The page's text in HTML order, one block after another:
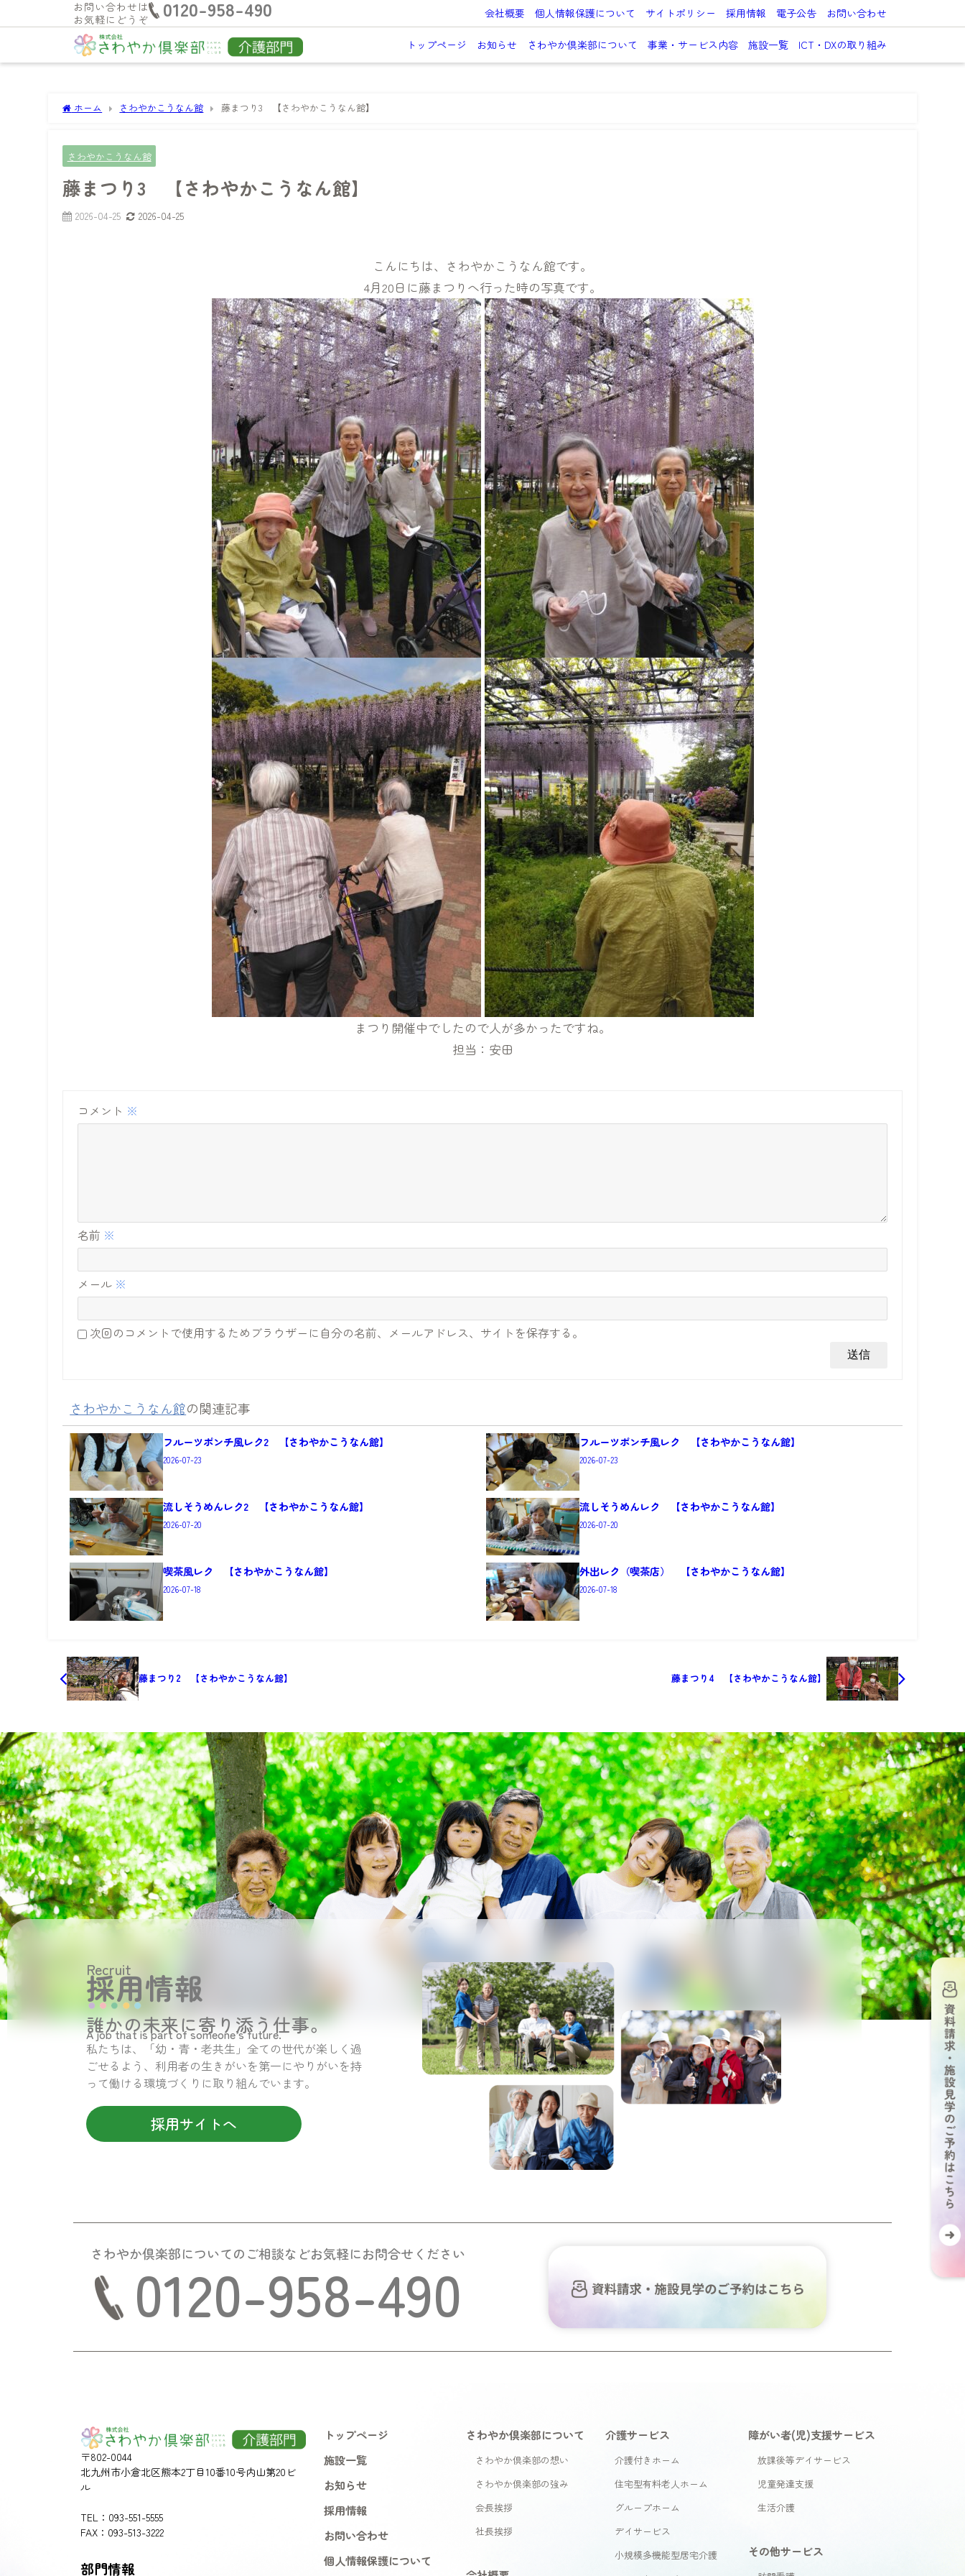
お問い合わせは
お気軽にどうぞ
0120-958-490 会社概要 個人情報保護について サイトポリシー 採用情報 電子公告 お問い合わせ
トップページ お知らせ さわやか倶楽部について 事業・サービス内容 施設一覧 ICT・DXの取り組み
ホーム さわやかこうなん館 藤まつり3 【さわやかこうなん館】
さわやかこうなん館
藤まつり3 【さわやかこうなん館】
2026-04-25 2026-04-25
こんにちは、さわやかこうなん館です。
4月20日に藤まつりへ行った時の写真です。
まつり開催中でしたので人が多かったですね。
担当：安田
コメント ※
名前 ※
メール ※
次回のコメントで使用するためブラウザーに自分の名前、メールアドレス、サイトを保存する。
さわやかこうなん館の関連記事
フルーツポンチ風レク2 【さわやかこうなん館】
2026-07-23
フルーツポンチ風レク 【さわやかこうなん館】
2026-07-23
流しそうめんレク2 【さわやかこうなん館】
2026-07-20
流しそうめんレク 【さわやかこうなん館】
2026-07-20
喫茶風レク 【さわやかこうなん館】
2026-07-18
外出レク（喫茶店） 【さわやかこうなん館】
2026-07-18
藤まつり2 【さわやかこうなん館】 藤まつり4 【さわやかこうなん館】
Recruit
採用情報
誰かの未来に寄り添う仕事。
A job that is part of someone’s future.
私たちは、「幼・青・老共生」全ての世代が楽しく過
ごせるよう、利用者の生きがいを第一にやりがいを持
って働ける環境づくりに取り組んでいます。
採用サイトへ
さわやか倶楽部についてのご相談などお気軽にお問合せください
0120-958-490
〒802-0044
北九州市小倉北区熊本2丁目10番10号内山第20ビ
ル
TEL：093-551-5555
FAX：093-513-3222
部門情報
トップページ
施設一覧
お知らせ
採用情報
お問い合わせ
個人情報保護について
さわやか倶楽部について
さわやか倶楽部の想い
さわやか倶楽部の強み
会長挨拶
社長挨拶
介護サービス
介護付きホーム
住宅型有料老人ホーム
グループホーム
デイサービス
小規模多機能型居宅介護
障がい者(児)支援サービス
放課後等デイサービス
児童発達支援
生活介護
その他サービス